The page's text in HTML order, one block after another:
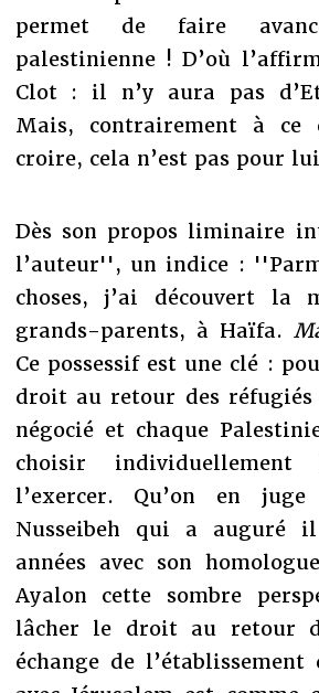
permet de faire
palestinienne ! D’où
Clot : il n’y aura pas
Mais, contrairement à ce
croire, cela n’est pas pour
Dès son propos liminaire
l’auteur'', un indice :
choses, j’ai découvert la
grands-parents, à Haïfa.
Ce possessif est une clé :
droit au retour des
négocié et chaque
choisir
l’exercer. Qu’on en
Nusseibeh qui a auguré
années avec son
Ayalon cette sombre
lâcher le droit au retour
échange de l’établissement